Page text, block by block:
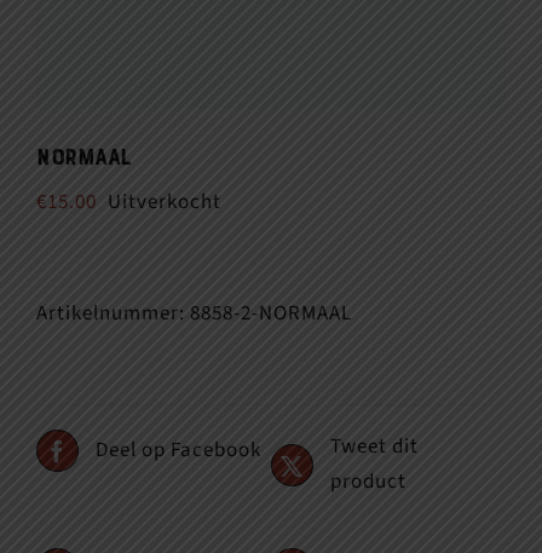
Normaal
€15.00 Uitverkocht
Artikelnummer: 8858-2-NORMAAL
Deel op Facebook
Tweet dit
product